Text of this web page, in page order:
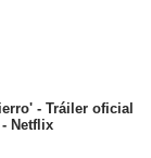
- Tráiler oficial
Netflix